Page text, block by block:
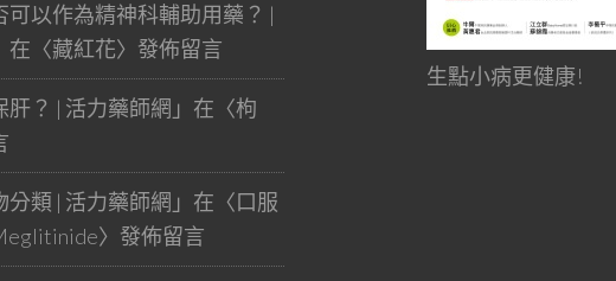
可以作為精神科輔助用藥？ |
在〈藏紅花〉發佈留言
肝？ | 活力藥師網 」在〈枸
分類 | 活力藥師網 」在〈口服
〉發佈留言
生點小病更健康!